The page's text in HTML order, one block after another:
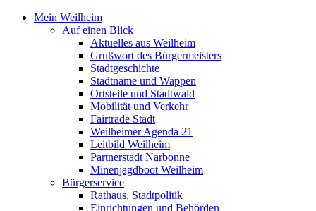
Mein Weilheim
Auf einen Blick
Aktuelles aus Weilheim
Grußwort des Bürgermeisters
Stadtgeschichte
Stadtname und Wappen
Ortsteile und Stadtwald
Mobilität und Verkehr
Fairtrade Stadt
Weilheimer Agenda 21
Leitbild Weilheim
Partnerstadt Narbonne
Minenjagdboot Weilheim
Bürgerservice
Rathaus, Stadtpolitik
Einrichtungen und Behörden